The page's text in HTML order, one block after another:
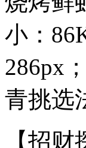
小：
286px
青挑选
【招